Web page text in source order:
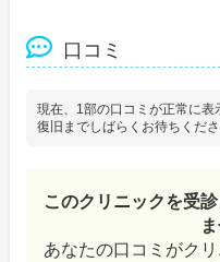
口コミ
現在、1部の口コミが正常に表
復旧までしばらくお待ちくださ
このクリニックを受
あなたの口コミがク